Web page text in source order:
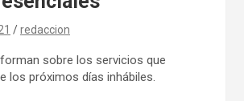
redaccion
sobre los servicios que
los próximos días inhábiles.